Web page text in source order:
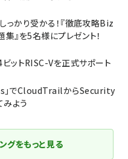
っかり受かる！『徹底攻略Biz
』を5名様にプレゼント！
ットRISC-Vを正式サポート
でCloudTrailからSecurity
よう
グをもっと見る